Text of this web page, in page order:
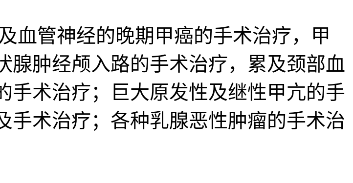
血管神经的晚期甲癌的手术治疗，甲
腺肿经颅入路的手术治疗，累及颈部血
手术治疗；巨大原发性及继性甲亢的手
手术治疗；各种乳腺恶性肿瘤的手术治